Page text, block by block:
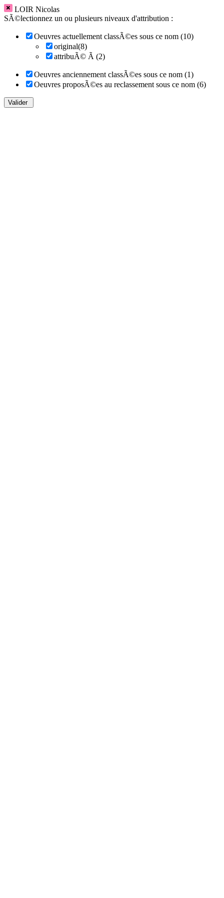
LOIR Nicolas
SÃ©lectionnez un ou plusieurs niveaux d'attribution :
Oeuvres actuellement classÃ©es sous ce nom (10)
original(8)
attribuÃ© Ã (2)
Oeuvres anciennement classÃ©es sous ce nom (1)
Oeuvres proposÃ©es au reclassement sous ce nom (6)
Valider